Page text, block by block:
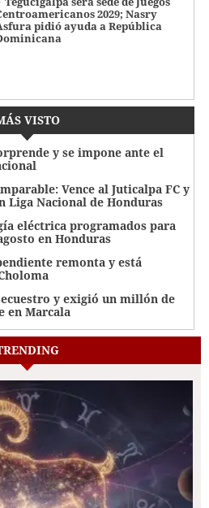
2029; Nasry
pidió ayuda a República
VISTO
y se impone ante el
Vence al Juticalpa FC y
Liga Nacional de Honduras
eléctrica programados para
en Honduras
remonta y está
y exigió un millón de
en Marcala